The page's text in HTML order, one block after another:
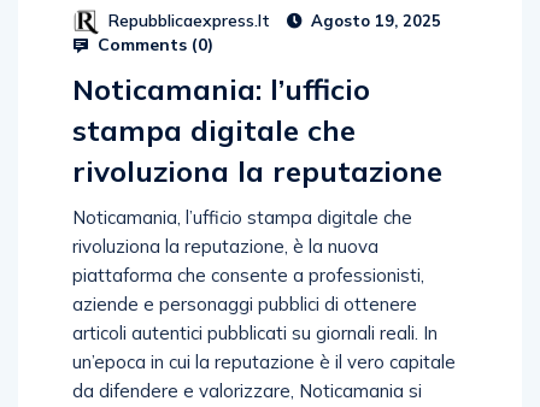
Repubblicaexpress.it Agosto 19, 2025
Comments (0)
Noticamania: l’ufficio
stampa digitale che
rivoluziona la reputazione
Noticamania, l’ufficio stampa digitale che
rivoluziona la reputazione, è la nuova
piattaforma che consente a professionisti,
aziende e personaggi pubblici di ottenere
articoli autentici pubblicati su giornali reali. In
un’epoca in cui la reputazione è il vero capitale
da difendere e valorizzare, Noticamania si